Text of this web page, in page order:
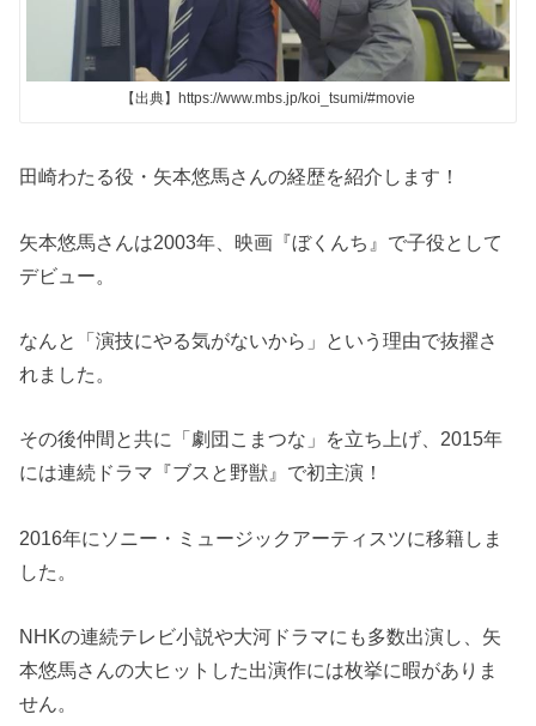
【出典】https://www.mbs.jp/koi_tsumi/#movie
田崎わたる役・矢本悠馬さんの経歴を紹介します！
矢本悠馬さんは2003年、映画『ぼくんち』で子役として
デビュー。
なんと「演技にやる気がないから」という理由で抜擢さ
れました。
その後仲間と共に「劇団こまつな」を立ち上げ、2015年
には連続ドラマ『ブスと野獣』で初主演！
2016年にソニー・ミュージックアーティスツに移籍しま
した。
NHKの連続テレビ小説や大河ドラマにも多数出演し、矢
本悠馬さんの大ヒットした出演作には枚挙に暇がありま
せん。